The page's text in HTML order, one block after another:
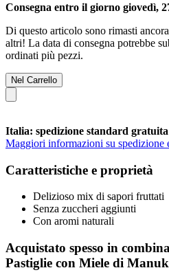
Consegna entro il giorno giovedì,
Di questo articolo sono rimasti
altri! La data di consegna potrebbe
ordinati più pezzi.
Nel Carrello
Italia: spedizione standard gratuita
Maggiori informazioni su spedizione
Caratteristiche e proprietà
Delizioso mix di sapori fruttati
Senza zuccheri aggiunti
Con aromi naturali
Acquistato spesso in
Pastiglie con Miele di